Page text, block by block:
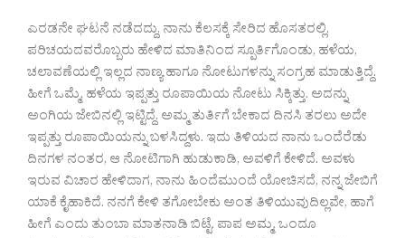
ಎರಡನೇ ಘಟನೆ ನಡೆದದ್ದು, ನಾನು ಕೆಲಸಕ್ಕೆ ಸೇರಿದ ಹೊಸತರಲ್ಲಿ.
ಪರಿಚಯದವರೊಬ್ಬರು ಹೇಳಿದ ಮಾತಿನಿಂದ ಸ್ಪೂರ್ತಿಗೊಂಡು, ಹಳೆಯ,
ಚಲಾವಣೆಯಲ್ಲಿ ಇಲ್ಲದ ನಾಣ್ಯ ಹಾಗೂ ನೋಟುಗಳನ್ನು ಸಂಗ್ರಹ ಮಾಡುತ್ತಿದ್ದೆ.
ಹೀಗೆ ಒಮ್ಮೆ, ಹಳೆಯ ಇಪ್ಪತ್ತು ರೂಪಾಯಿಯ ನೋಟು ಸಿಕ್ಕಿತ್ತು. ಅದನ್ನು
ಅಂಗಿಯ ಜೇಬಿನಲ್ಲಿ ಇಟ್ಟಿದ್ದೆ. ಅಮ್ಮ ತುರ್ತಿಗೆ ಬೇಕಾದ ದಿನಸಿ ತರಲು ಅದೇ
ಇಪ್ಪತ್ತು ರೂಪಾಯಿಯನ್ನು ಬಳಸಿದ್ದಳು. ಇದು ತಿಳಿಯದ ನಾನು ಒಂದೆರೆಡು
ದಿನಗಳ ನಂತರ, ಆ ನೋಟಿಗಾಗಿ ಹುಡುಕಾಡಿ, ಅವಳಿಗೆ ಕೇಳಿದೆ. ಅವಳು
ಇರುವ ವಿಚಾರ ಹೇಳಿದಾಗ, ನಾನು ಹಿಂದೆಮುಂದೆ ಯೋಚಿಸದೆ, ನನ್ನ ಜೇಬಿಗೆ
ಯಾಕೆ ಕೈಹಾಕಿದೆ. ನನಗೆ ಕೇಳಿ ತಗೋಬೇಕು ಅಂತ ತಿಳಿಯುವುದಿಲ್ಲವೇ, ಹಾಗೆ
ಹೀಗೆ ಎಂದು ತುಂಬಾ ಮಾತನಾಡಿ ಬಿಟ್ಟೆ. ಪಾಪ ಅಮ್ಮ, ಒಂದೂ